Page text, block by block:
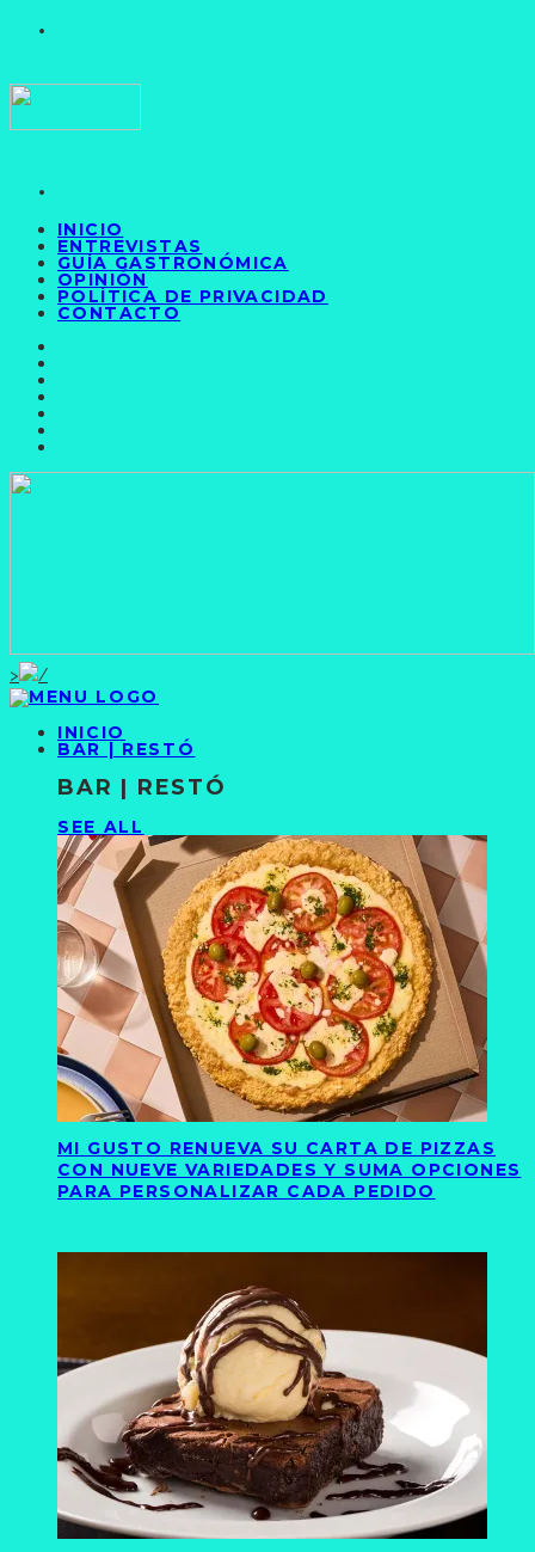
INICIO
ENTREVISTAS
GUÍA GASTRONÓMICA
OPINIÓN
POLÍTICA DE PRIVACIDAD
CONTACTO
>
INICIO
BAR | RESTÓ
BAR | RESTÓ
SEE ALL
MI GUSTO RENUEVA SU CARTA DE PIZZAS
CON NUEVE VARIEDADES Y SUMA OPCIONES
PARA PERSONALIZAR CADA PEDIDO